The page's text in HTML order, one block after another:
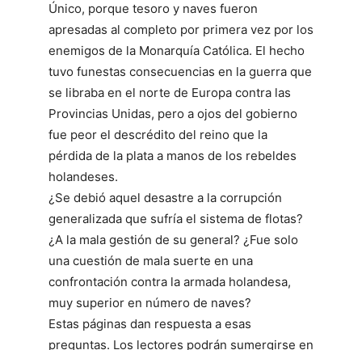
Único, porque tesoro y naves fueron
apresadas al completo por primera vez por los
enemigos de la Monarquía Católica. El hecho
tuvo funestas consecuencias en la guerra que
se libraba en el norte de Europa contra las
Provincias Unidas, pero a ojos del gobierno
fue peor el descrédito del reino que la
pérdida de la plata a manos de los rebeldes
holandeses.
¿Se debió aquel desastre a la corrupción
generalizada que sufría el sistema de flotas?
¿A la mala gestión de su general? ¿Fue solo
una cuestión de mala suerte en una
confrontación contra la armada holandesa,
muy superior en número de naves?
Estas páginas dan respuesta a esas
preguntas. Los lectores podrán sumergirse en